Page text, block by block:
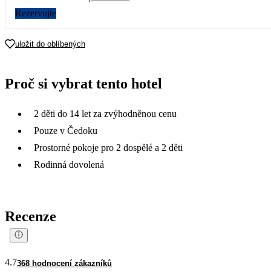
Rezervujte
uložit do oblíbených
Proč si vybrat tento hotel
2 děti do 14 let za zvýhodněnou cenu
Pouze v Čedoku
Prostorné pokoje pro 2 dospělé a 2 děti
Rodinná dovolená
Recenze
4.7368 hodnocení zákazníků